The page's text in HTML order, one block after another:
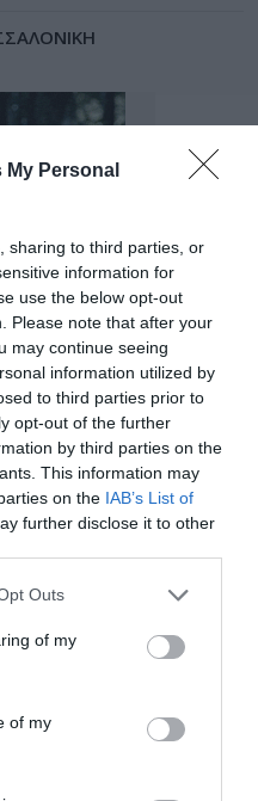
Personal
sharing to third parties, or
information for
use the below opt-out
Please note that after your
may continue seeing
information utilized by
to third parties prior to
opt-out of the further
by third parties on the
This information may
on the IAB’s List of
further disclose it to other
uses one or more Google
You may click to
its third-party tags to
purposes in below Google
Outs
of my
of my